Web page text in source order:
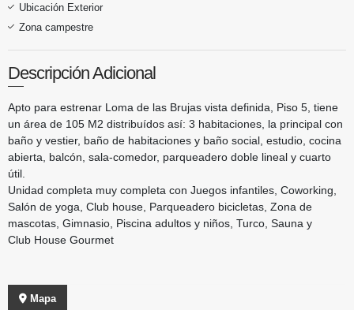
Ubicación Exterior
Zona campestre
Descripción Adicional
Apto para estrenar Loma de las Brujas vista definida, Piso 5, tiene
un área de 105 M2 distribuídos así: 3 habitaciones, la principal con
baño y vestier, baño de habitaciones y baño social, estudio, cocina
abierta, balcón, sala-comedor, parqueadero doble lineal y cuarto
útil.
Unidad completa muy completa con Juegos infantiles, Coworking,
Salón de yoga, Club house, Parqueadero bicicletas, Zona de
mascotas, Gimnasio, Piscina adultos y niños, Turco, Sauna y
Club House Gourmet
Mapa